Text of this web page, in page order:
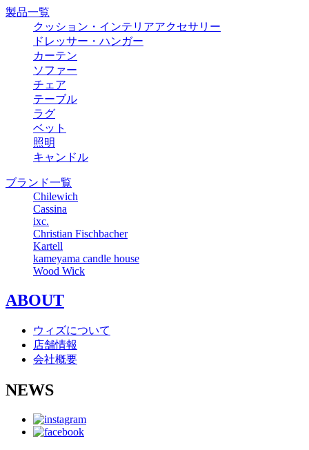
製品一覧
クッション・インテリアアクセサリー
ドレッサー・ハンガー
カーテン
ソファー
チェア
テーブル
ラグ
ベット
照明
キャンドル
ブランド一覧
Chilewich
Cassina
ixc.
Christian Fischbacher
Kartell
kameyama candle house
Wood Wick
ABOUT
ウィズについて
店舗情報
会社概要
NEWS